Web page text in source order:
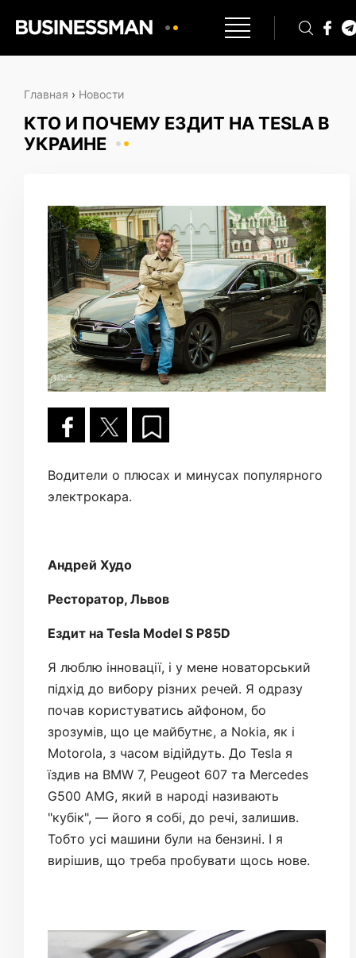
Главная › Новости
КТО И ПОЧЕМУ ЕЗДИТ НА TESLA В
УКРАИНЕ
Водители о плюсах и минусах популярного
электрокара.
Андрей Худо
Ресторатор, Львов
Ездит на Tesla Model S P85D
Я люблю інновації, і у мене новаторський
підхід до вибору різних речей. Я одразу
почав користуватись айфоном, бо
зрозумів, що це майбутнє, а Nokia, як і
Motorola, з часом відійдуть. До Tesla я
їздив на BMW 7, Peugeot 607 та Mercedes
G500 AMG, який в народі називають
"кубік", — його я собі, до речі, залишив.
Тобто усі машини були на бензині. І я
вирішив, що треба пробувати щось нове.